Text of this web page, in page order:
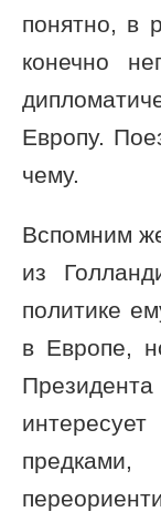
понятно, в
конечно
Европу.
чему.
Вспомним
из
политике
в Европе,